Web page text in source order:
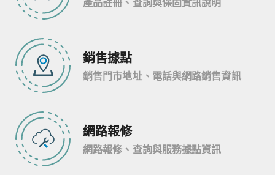
產品註冊、查詢與保固資訊說明
銷售據點
銷售門市地址、電話與網路銷售資訊
網路報修
網路報修、查詢與服務據點資訊